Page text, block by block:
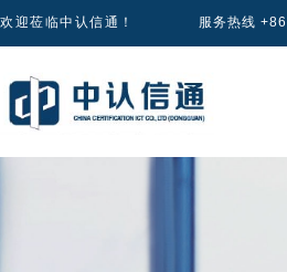
欢迎莅临中认信通！ 服务热线